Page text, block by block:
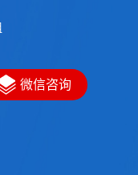
时查看